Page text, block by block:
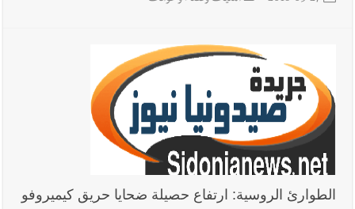
الطوارئ الروسية: ارتفاع حصيلة ضحايا حريق كيميروفو